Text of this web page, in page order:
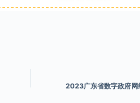
2023广东省数字政府